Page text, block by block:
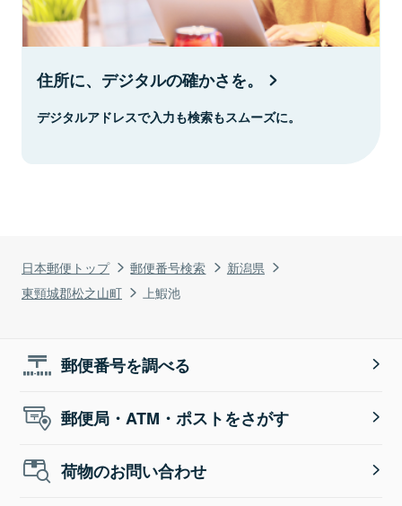
日本郵便トップ 郵便番号検索
新潟県
東頸城郡松之山町
上鰕池
住所に、デジタルの確かさを。
デジタルアドレスで入力も検索もスムーズに。
郵便番号を調べる
郵便局・ATM・ポストをさがす
荷物のお問い合わせ